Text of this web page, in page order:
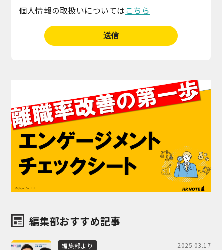
個人情報の取扱いについては こちら
編集部おすすめ記事
編集部より 2025.03.17